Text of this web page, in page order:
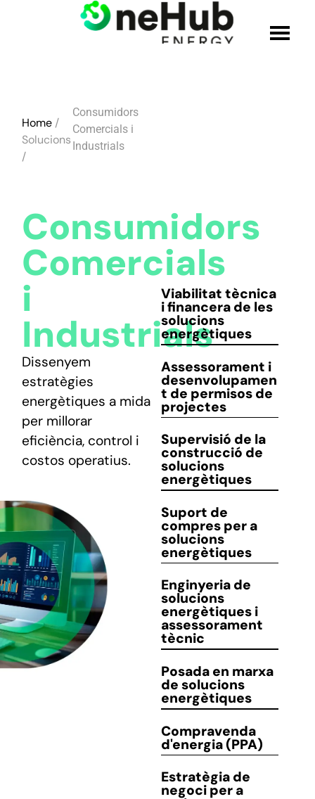
SOLUCIONS
CREDENCIALS
UNEIX-TE A L'EQUIP
CONTACTE
Home /
Solucions
/
Consumidors
Comercials i
Industrials
Consumidors
Comercials
i
Industrials
Dissenyem
estratègies
energètiques a mida
per millorar
eficiència, control i
costos operatius.
Viabilitat tècnica
i financera de les
solucions
energètiques
Assessorament i
desenvolupamen
t de permisos de
projectes
Supervisió de la
construcció de
solucions
energètiques
Suport de
compres per a
solucions
energètiques
Enginyeria de
solucions
energètiques i
assessorament
tècnic
Posada en marxa
de solucions
energètiques
Compravenda
d'energia (PPA)
Estratègia de
negoci per a